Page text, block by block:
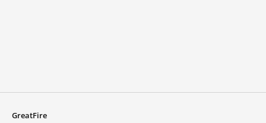
GreatFire